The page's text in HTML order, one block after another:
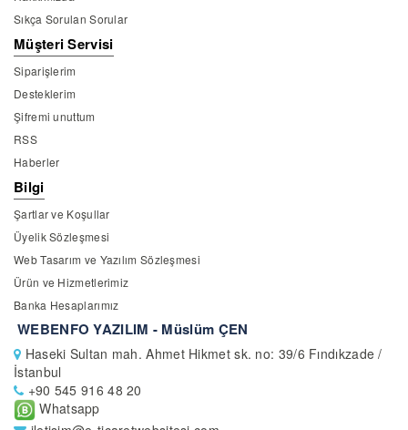
Sıkça Sorulan Sorular
Müşteri Servisi
Siparişlerim
Desteklerim
Şifremi unuttum
RSS
Haberler
Bilgi
Şartlar ve Koşullar
Üyelik Sözleşmesi
Web Tasarım ve Yazılım Sözleşmesi
Ürün ve Hizmetlerimiz
Banka Hesaplarımız
WEBENFO YAZILIM - Müslüm ÇEN
Haseki Sultan mah. Ahmet Hikmet sk. no: 39/6 Fındıkzade /
İstanbul
+90 545 916 48 20
Whatsapp